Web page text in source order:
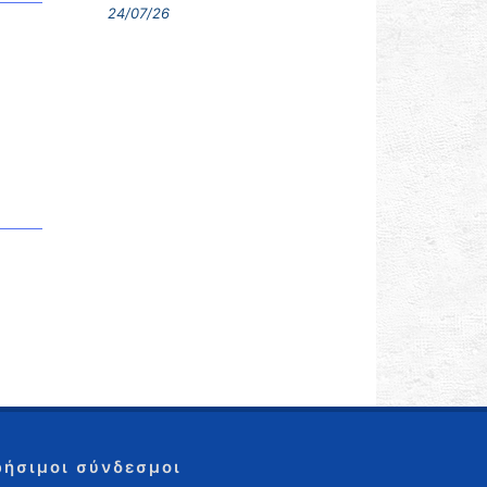
24/07/26
σύνδεσμοι